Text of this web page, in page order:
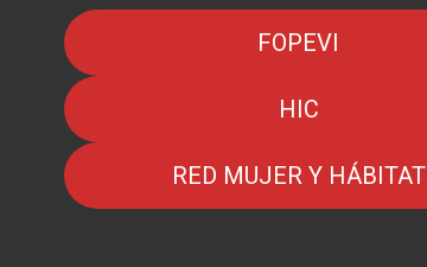
FOPEVI
HIC
RED MUJER Y HÁBITAT